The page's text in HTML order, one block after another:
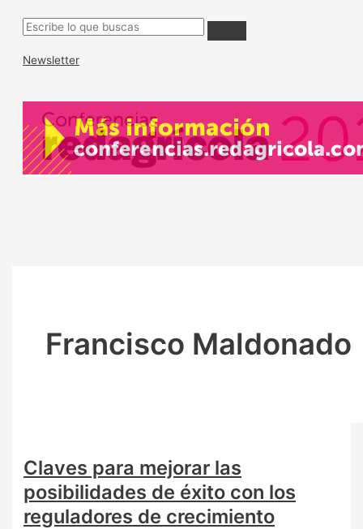
Newsletter
Francisco Maldonado
Claves para mejorar las
posibilidades de éxito con los
reguladores de crecimiento